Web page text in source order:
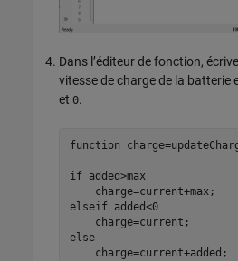
Dans l’éditeur de fonction,
vitesse de charge de la batterie
et 0.
function
if added>max
elseif added<0
else